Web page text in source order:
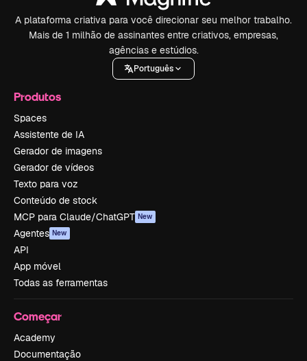
A plataforma criativa para você direcionar seu melhor trabalho.
Mais de 1 milhão de assinantes entre criativos, empresas,
agências e estúdios.
Português
Produtos
Spaces
Assistente de IA
Gerador de imagens
Gerador de vídeos
Texto para voz
Conteúdo de stock
MCP para Claude/ChatGPT New
Agentes New
API
App móvel
Todas as ferramentas
Começar
Academy
Documentação